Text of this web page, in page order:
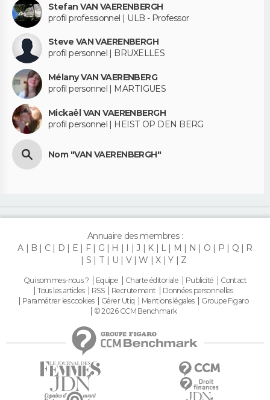
Stefan VAN VAERENBERGH
profil professionnel | ULB - Professor
Steve VAN VAERENBERGH
profil personnel | BRUXELLES
Mélany VAN VAERENBERG
profil personnel | MARTIGUES
Mickaël VAN VAERENBERGH
profil personnel | HEIST OP DEN BERG
Nom "VAN VAERENBERGH"
Annuaire des membres :
A
B C D E F G H I J K L M N O P Q
R
S
T U V W X Y Z
Qui sommes-nous ? Equipe Charte éditoriale Publicité
Contact
Tous les articles
RSS Recrutement
Données personnelles
Paramétrer les cookies
Gérer Utiq Mentions légales
Groupe Figaro
© 2026 CCM Benchmark